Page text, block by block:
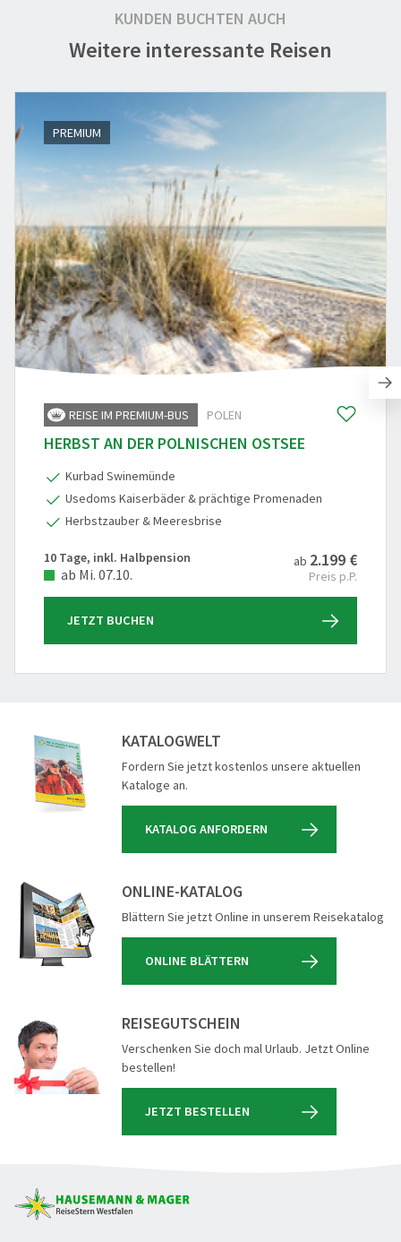
KUNDEN BUCHTEN AUCH
Weitere interessante Reisen
PREMIUM
REISE IM PREMIUM-BUS POLEN
HERBST AN DER POLNISCHEN OSTSEE
Kurbad Swinemünde
Usedoms Kaiserbäder & prächtige Promenaden
Herbstzauber & Meeresbrise
10 Tage, inkl. Halbpension
ab Mi. 07.10.
ab 2.199 €
Preis p.P.
JETZT BUCHEN
KATALOGWELT
Fordern Sie jetzt kostenlos unsere aktuellen
Kataloge an.
KATALOG ANFORDERN
ONLINE-KATALOG
Blättern Sie jetzt Online in unserem Reisekatalog
ONLINE BLÄTTERN
REISEGUTSCHEIN
Verschenken Sie doch mal Urlaub. Jetzt Online
bestellen!
JETZT BESTELLEN